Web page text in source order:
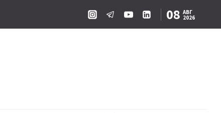
08 АВГ
2026